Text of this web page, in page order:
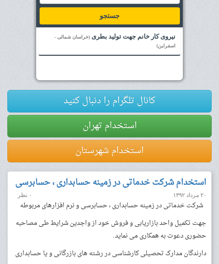
جستجو
نیروی کار خانم جهت تولید بطری (خراسان شمالی -
اسفراین)
کانال تلگرام را دنبال کنید
استخدام تهران
استخدام شهرستان
استخدام شرکت خدماتی در زمینه حسابداری ، حسابرسی
۲۰ مرداد ۱۳۹۲ ۰ نظر
شرکت خدماتی در زمینه حسابداری ، حسابرسی و نرم افزارهای مربوطه
جهت تکمیل واحد بازاریابی و فروش خود از واجدین شرایط طی مصاحبه
حضوری دعوت به همکاری می نماید.
دارندگان مدارک تحصیلی کارشناسی در رشته های بازرگانی و یا حسابداری